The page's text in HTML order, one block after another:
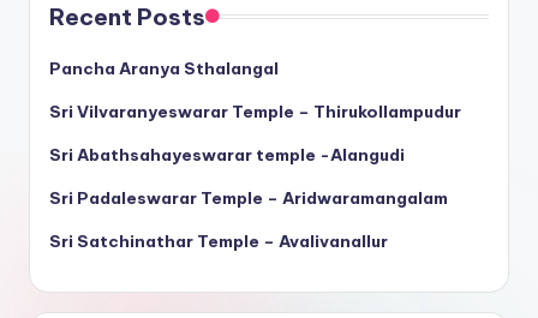
Recent Posts
Pancha Aranya Sthalangal
Sri Vilvaranyeswarar Temple – Thirukollampudur
Sri Abathsahayeswarar temple -Alangudi
Sri Padaleswarar Temple – Aridwaramangalam
Sri Satchinathar Temple – Avalivanallur